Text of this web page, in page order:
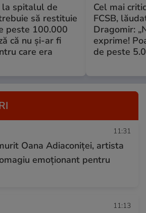
la spitalul de
să restituie
peste 100.000
că nu și-ar fi
care era
Cel mai
FCSB,
Dragomir:
exprime!
de peste
11:31
Oana Adiaconiței, artista
emoționant pentru
11:13